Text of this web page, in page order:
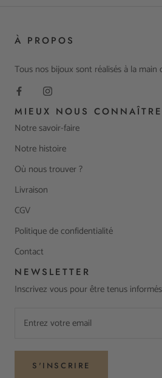
À PROPOS
Tous nos bijoux sont réalisés à la main
MIEUX NOUS CONNAÎTRE
Notre savoir-faire
Notre histoire
Où nous trouver ?
Livraison
CGV
Politique de confidentialité
Contact
NEWSLETTER
Inscrivez vous pour être tenus
S'INSCRIRE